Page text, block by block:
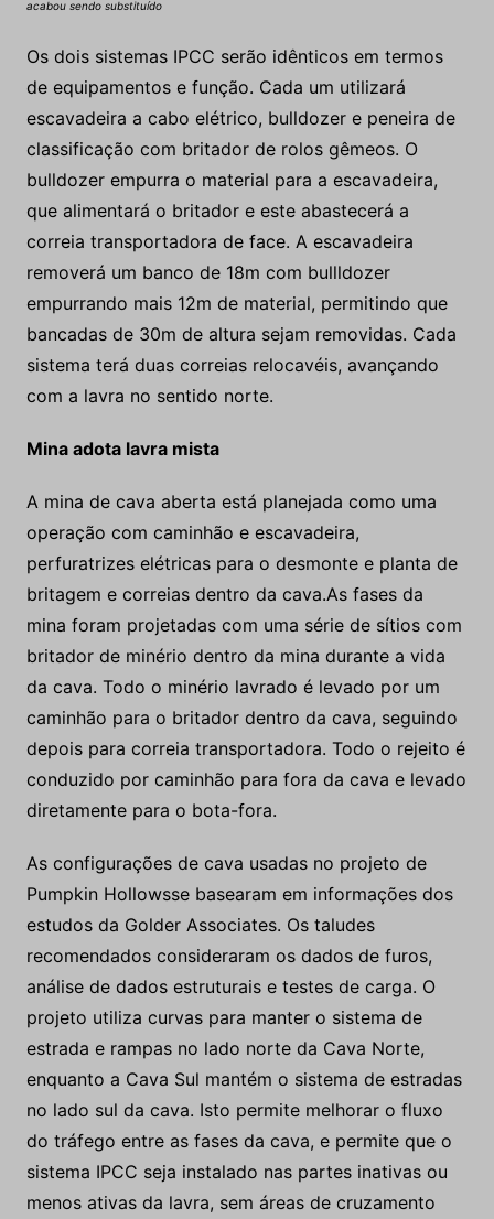
acabou sendo substituído
Os dois sistemas IPCC serão idênticos em termos
de equipamentos e função. Cada um utilizará
escavadeira a cabo elétrico, bulldozer e peneira de
classificação com britador de rolos gêmeos. O
bulldozer empurra o material para a escavadeira,
que alimentará o britador e este abastecerá a
correia transportadora de face. A escavadeira
removerá um banco de 18m com bullldozer
empurrando mais 12m de material, permitindo que
bancadas de 30m de altura sejam removidas. Cada
sistema terá duas correias relocavéis, avançando
com a lavra no sentido norte.
Mina adota lavra mista
A mina de cava aberta está planejada como uma
operação com caminhão e escavadeira,
perfuratrizes elétricas para o desmonte e planta de
britagem e correias dentro da cava.As fases da
mina foram projetadas com uma série de sítios com
britador de minério dentro da mina durante a vida
da cava. Todo o minério lavrado é levado por um
caminhão para o britador dentro da cava, seguindo
depois para correia transportadora. Todo o rejeito é
conduzido por caminhão para fora da cava e levado
diretamente para o bota-fora.
As configurações de cava usadas no projeto de
Pumpkin Hollowsse basearam em informações dos
estudos da Golder Associates. Os taludes
recomendados consideraram os dados de furos,
análise de dados estruturais e testes de carga. O
projeto utiliza curvas para manter o sistema de
estrada e rampas no lado norte da Cava Norte,
enquanto a Cava Sul mantém o sistema de estradas
no lado sul da cava. Isto permite melhorar o fluxo
do tráfego entre as fases da cava, e permite que o
sistema IPCC seja instalado nas partes inativas ou
menos ativas da lavra, sem áreas de cruzamento